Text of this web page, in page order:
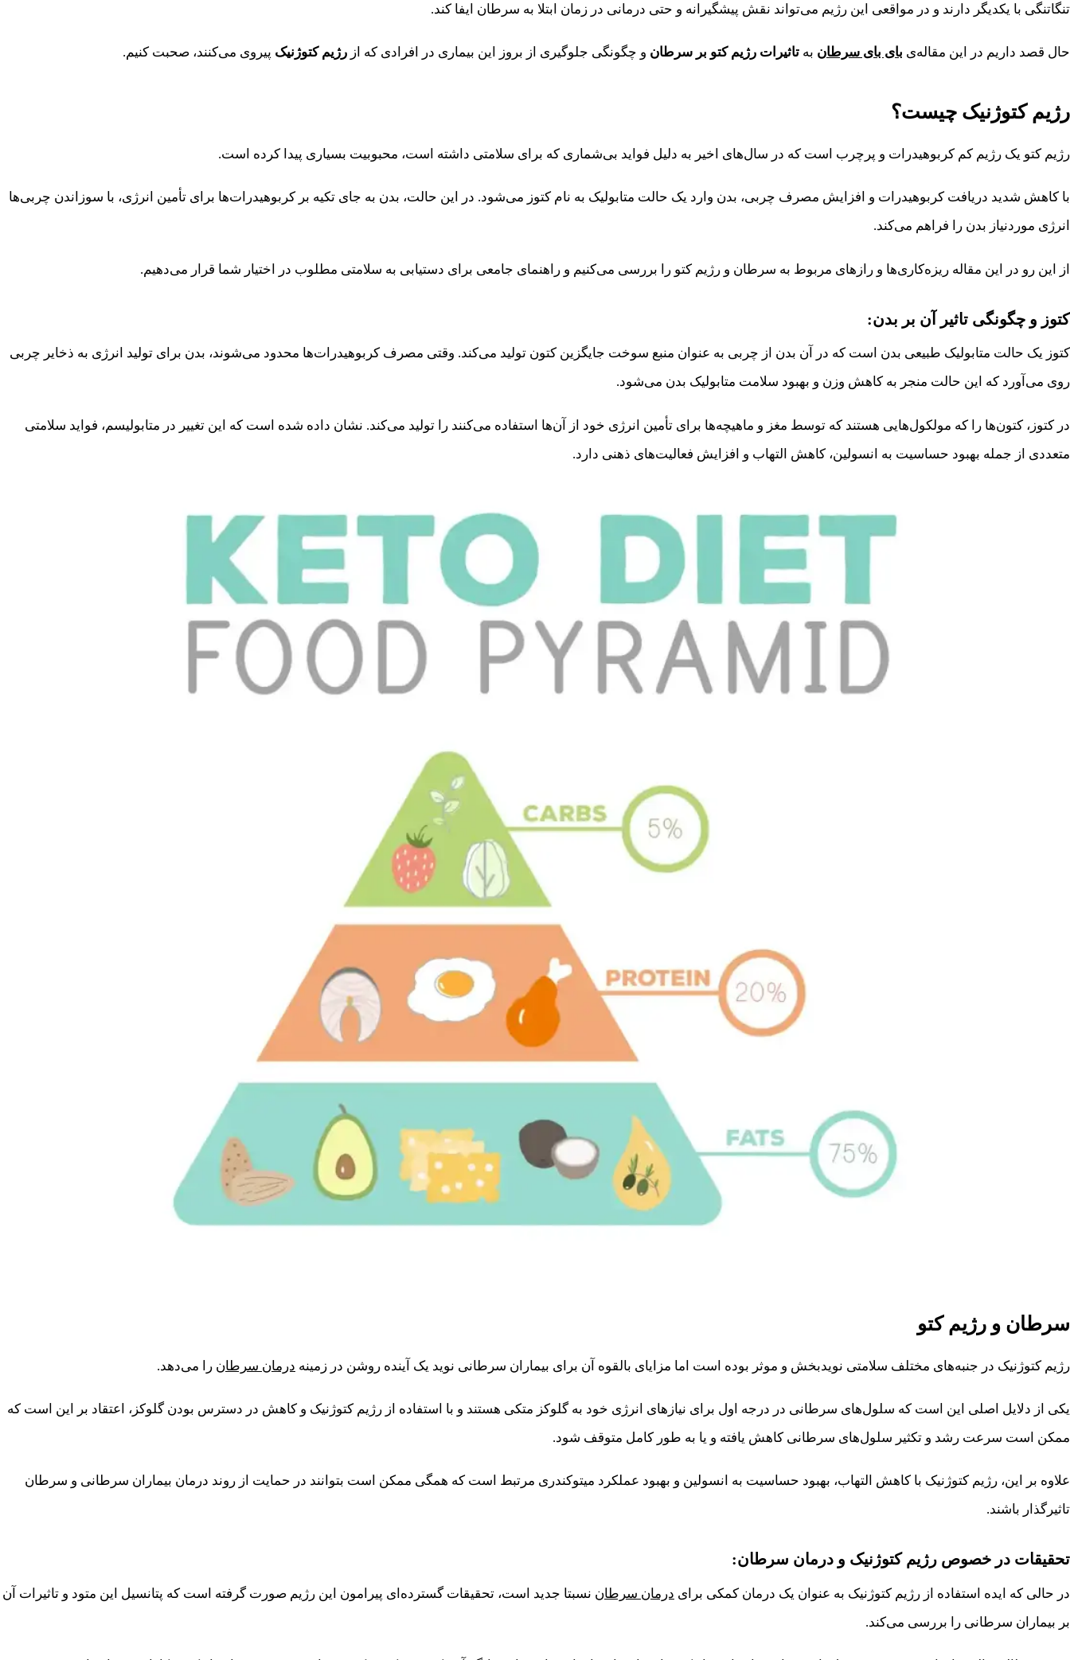
تنگاتنگی با یکدیگر دارند و در مواقعی این رژیم می‌تواند نقش پیشگیرانه و حتی درمانی در زمان ابتلا به سرطان ایفا کند.
حال قصد داریم در این مقاله‌ی بای بای سرطان به تاثیرات رژیم کتو بر سرطان و چگونگی جلوگیری از بروز این بیماری در افرادی که از رژیم کتوژنیک پیروی می‌کنند، صحبت کنیم.
رژیم کتوژنیک چیست؟
رژیم کتو یک رژیم کم کربوهیدرات و پرچرب است که در سال‌های اخیر به دلیل فواید بی‌شماری که برای سلامتی داشته است، محبوبیت بسیاری پیدا کرده است.
با کاهش شدید دریافت کربوهیدرات و افزایش مصرف‌ چربی، بدن وارد یک حالت متابولیک به نام کتوز می‌شود. در این حالت، بدن به جای تکیه بر کربوهیدرات‌ها برای تأمین انرژی، با سوزاندن چربی‌ها
انرژی موردنیاز بدن را فراهم می‌کند.
از این رو در این مقاله ریزه‌کاری‌ها و رازهای مربوط به سرطان و رژیم کتو را بررسی می‌کنیم و راهنمای جامعی برای دستیابی به سلامتی مطلوب در اختیار شما قرار می‌دهیم.
کتوز و چگونگی تاثیر آن بر بدن:
کتوز یک حالت متابولیک طبیعی بدن است که در آن بدن از چربی به عنوان منبع سوخت جایگزین کتون تولید می‌کند. وقتی مصرف کربوهیدرات‌ها محدود می‌شوند، بدن برای تولید انرژی به ذخایر چربی
روی می‌آورد که این حالت منجر به کاهش وزن و بهبود سلامت متابولیک بدن می‌شود.
در کتوز، کتون‌ها را که مولکول‌هایی هستند که توسط مغز و ماهیچه‌ها برای تأمین انرژی خود از آن‌ها استفاده می‌کنند را تولید می‌کند. نشان داده شده است که این تغییر در متابولیسم، فواید سلامتی
متعددی از جمله بهبود حساسیت به انسولین، کاهش التهاب و افزایش فعالیت‌های ذهنی دارد.
سرطان و رژیم کتو
رژیم کتوژنیک در جنبه‌های مختلف سلامتی نویدبخش و موثر بوده است اما مزایای بالقوه آن برای بیماران سرطانی نوید یک آینده روشن در زمینه درمان سرطان را می‌دهد.
یکی از دلایل اصلی این است که سلول‌های سرطانی در درجه اول برای نیازهای انرژی خود به گلوکز متکی هستند و با استفاده از رژیم کتوژنیک و کاهش در دسترس بودن گلوکز، اعتقاد بر این است که
ممکن است سرعت رشد و تکثیر سلول‌های سرطانی کاهش یافته و یا به طور کامل متوقف شود.
علاوه بر این، رژیم کتوژنیک با کاهش التهاب، بهبود حساسیت به انسولین و بهبود عملکرد میتوکندری مرتبط است که همگی ممکن است بتوانند در حمایت از روند درمان بیماران سرطانی و‌ سرطان
تاثیرگذار باشند.
تحقیقات در خصوص رژیم کتوژنیک و درمان سرطان:
در حالی که ایده استفاده از رژیم کتوژنیک به عنوان یک درمان‌ کمکی برای درمان سرطان نسبتا جدید است، تحقیقات گسترده‌ای پیرامون این رژیم صورت گرفته است که پتانسیل این متود و تاثیرات آن
بر بیماران سرطانی را بررسی می‌کند.